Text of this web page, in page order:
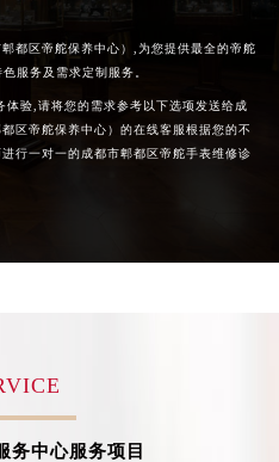
都区帝舵保养中心）,为您提供最全的帝舵
服务及需求定制服务。
体验,请将您的需求参考以下选项发送给成
区帝舵保养中心）的在线客服根据您的不
行一对一的成都市郫都区帝舵手表维修诊
务中心服务项目